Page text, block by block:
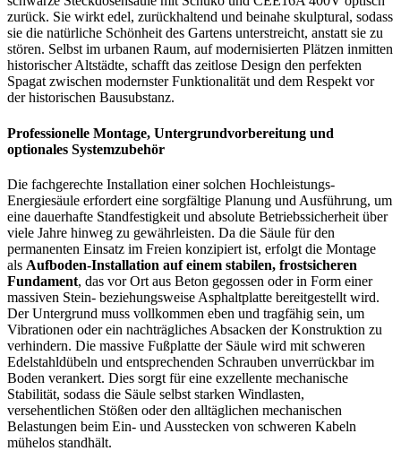
zurück. Sie wirkt edel, zurückhaltend und beinahe skulptural, sodass
sie die natürliche Schönheit des Gartens unterstreicht, anstatt sie zu
stören. Selbst im urbanen Raum, auf modernisierten Plätzen inmitten
historischer Altstädte, schafft das zeitlose Design den perfekten
Spagat zwischen modernster Funktionalität und dem Respekt vor
der historischen Bausubstanz.
Professionelle Montage, Untergrundvorbereitung und
optionales Systemzubehör
Die fachgerechte Installation einer solchen Hochleistungs-
Energiesäule erfordert eine sorgfältige Planung und Ausführung, um
eine dauerhafte Standfestigkeit und absolute Betriebssicherheit über
viele Jahre hinweg zu gewährleisten. Da die Säule für den
permanenten Einsatz im Freien konzipiert ist, erfolgt die Montage
als Aufboden-Installation auf einem stabilen, frostsicheren
Fundament, das vor Ort aus Beton gegossen oder in Form einer
massiven Stein- beziehungsweise Asphaltplatte bereitgestellt wird.
Der Untergrund muss vollkommen eben und tragfähig sein, um
Vibrationen oder ein nachträgliches Absacken der Konstruktion zu
verhindern. Die massive Fußplatte der Säule wird mit schweren
Edelstahldübeln und entsprechenden Schrauben unverrückbar im
Boden verankert. Dies sorgt für eine exzellente mechanische
Stabilität, sodass die Säule selbst starken Windlasten,
versehentlichen Stößen oder den alltäglichen mechanischen
Belastungen beim Ein- und Ausstecken von schweren Kabeln
mühelos standhält.